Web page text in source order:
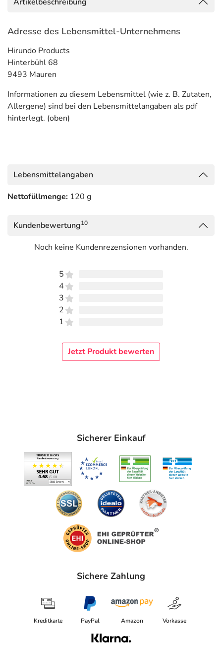
Adresse des Lebensmittel-Unternehmens
Hirundo Products
Hinterbühl 68
9493 Mauren
Informationen zu diesem Lebensmittel (wie z. B. Zutaten,
Allergene) sind bei den Lebensmittelangaben als pdf
hinterlegt. (oben)
Lebensmittelangaben
Nettofüllmenge: 120 g
Kundenbewertung10
Noch keine Kundenrezensionen vorhanden.
5
4
3
2
1
Jetzt Produkt bewerten
Sicherer Einkauf
Sichere Zahlung
Kreditkarte PayPal Amazon Vorkasse